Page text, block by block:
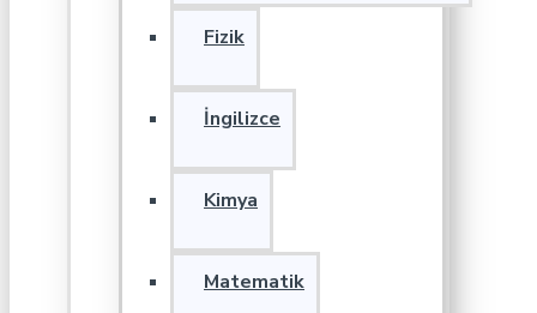
Fizik
İngilizce
Kimya
Matematik